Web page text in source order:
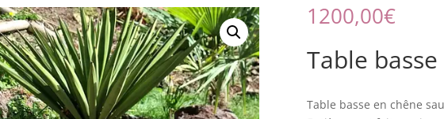
1200,00€
Table
Table basse en chêne